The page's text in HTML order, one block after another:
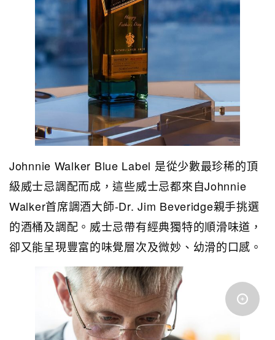
Johnnie Walker Blue Label 是從少數最珍稀的頂
級威士忌調配而成，這些威士忌都來自Johnnie
Walker首席調酒大師-Dr. Jim Beveridge親手挑選
的酒桶及調配。威士忌帶有經典獨特的順滑味道，
卻又能呈現豐富的味覺層次及微妙、幼滑的口感。